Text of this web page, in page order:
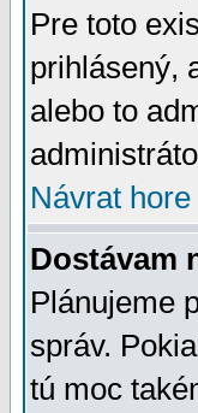
Pre toto
prihlásený,
alebo to
Návrat hore
Dostávam
Plánujeme
správ.
tú moc